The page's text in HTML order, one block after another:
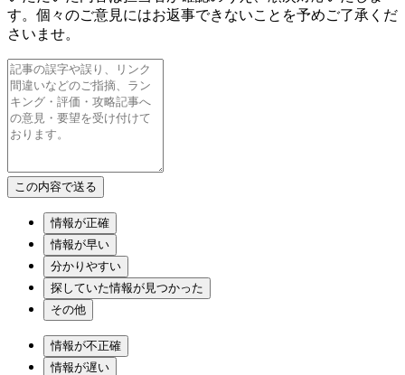
す。個々のご意見にはお返事できないことを予めご了承くだ
さいませ。
情報が正確
情報が早い
分かりやすい
探していた情報が見つかった
その他
情報が不正確
情報が遅い